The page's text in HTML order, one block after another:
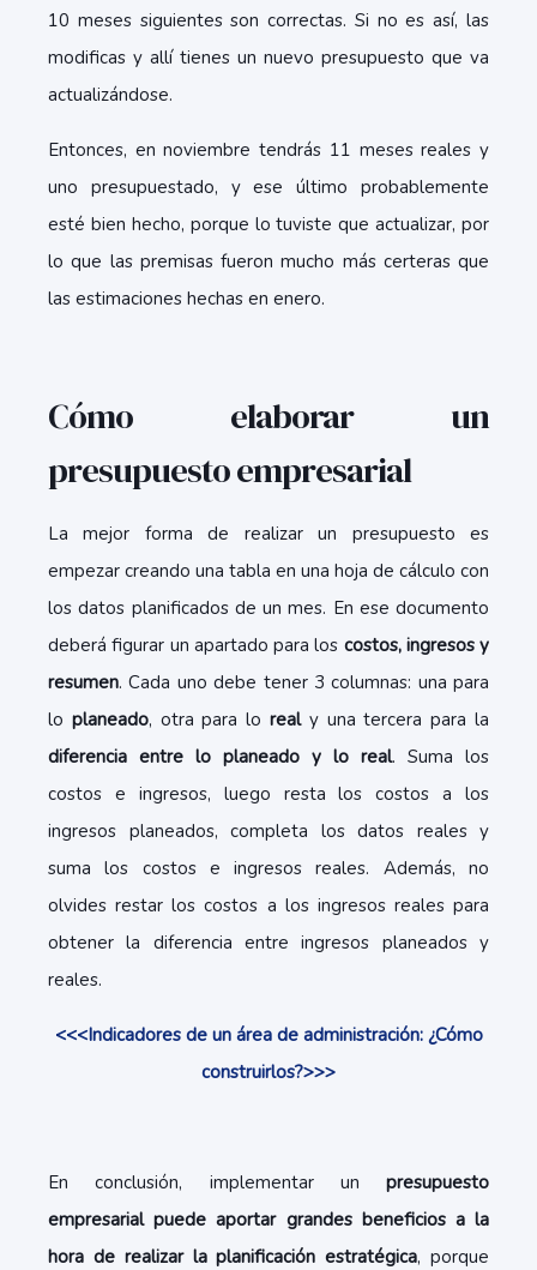
10 meses siguientes son correctas. Si no es así, las
modificas y allí tienes un nuevo presupuesto que va
actualizándose.
Entonces, en noviembre tendrás 11 meses reales y
uno presupuestado, y ese último probablemente
esté bien hecho, porque lo tuviste que actualizar, por
lo que las premisas fueron mucho más certeras que
las estimaciones hechas en enero.
Cómo elaborar un
presupuesto empresarial
La mejor forma de realizar un presupuesto es
empezar creando una tabla en una hoja de cálculo con
los datos planificados de un mes. En ese documento
deberá figurar un apartado para los costos, ingresos y
resumen. Cada uno debe tener 3 columnas: una para
lo planeado, otra para loreal y una tercera para la
diferencia entre lo planeado y lo real. Suma los
costos e ingresos, luego resta los costos a los
ingresos planeados, completa los datos reales y
suma los costos e ingresos reales. Además, no
olvides restar los costos a los ingresos reales para
obtener la diferencia entre ingresos planeados y
reales.
<<<Indicadores de un área de administración: ¿Cómo
construirlos?>>>
En conclusión, implementar un presupuesto
empresarialpuede aportar grandes beneficios a la
hora de realizar la planificación estratégica, porque